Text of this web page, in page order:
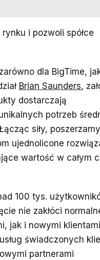
i pozwoli spółce
dla BigTime,
Brian Saunders,
dostarczają
potrzeb
siły, poszerzamy
ujednolicone
wartość w całym
100 tys.
nie zakłóci
jak i nowymi klientami
świadczonych
partnerami